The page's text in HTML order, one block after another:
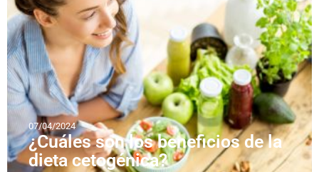
07/04/2024
¿Cuáles son los beneficios de la
dieta cetogénica?